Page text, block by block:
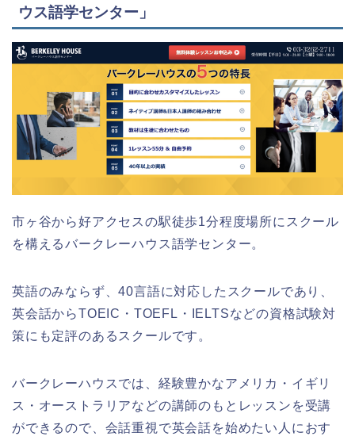
ウス語学センター」
市ヶ谷から好アクセスの駅徒歩1分程度場所にスクール
を構えるバークレーハウス語学センター。
英語のみならず、40言語に対応したスクールであり、
英会話からTOEIC・TOEFL・IELTSなどの資格試験対
策にも定評のあるスクールです。
バークレーハウスでは、経験豊かなアメリカ・イギリ
ス・オーストラリアなどの講師のもとレッスンを受講
ができるので、会話重視で英会話を始めたい人におす